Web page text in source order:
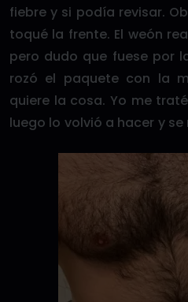
fiebre y si podía revisar.
toqué la frente. El weón
pero dudo que fuese por
rozó el paquete con la
quiere la cosa. Yo me
luego lo volvió a hacer y